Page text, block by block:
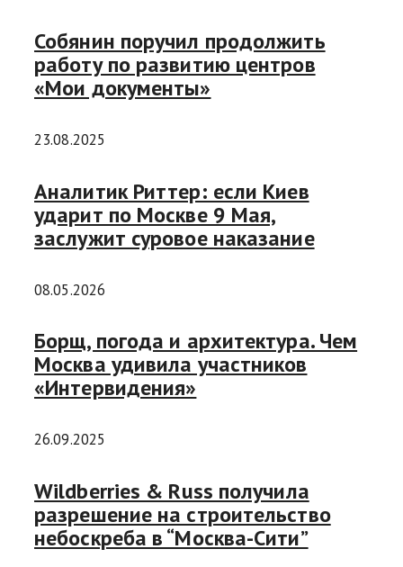
Собянин поручил продолжить
работу по развитию центров
«Мои документы»
23.08.2025
Аналитик Риттер: если Киев
ударит по Москве 9 Мая,
заслужит суровое наказание
08.05.2026
Борщ, погода и архитектура. Чем
Москва удивила участников
«Интервидения»
26.09.2025
Wildberries & Russ получила
разрешение на строительство
небоскреба в “Москва-Сити”